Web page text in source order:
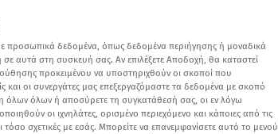
προσωπικά δεδομένα, όπως δεδομένα περιήγησης ή μοναδικά
αυτά στη συσκευή σας. Αν επιλέξετε Αποδοχή, θα καταστεί
προκειμένου να υποστηριχθούν οι σκοποί που
και οι συνεργάτες μας επεξεργαζόμαστε τα δεδομένα με σκοπό
όλων όλων ή αποσύρετε τη συγκατάθεσή σας, οι εν λόγω
οι ιχνηλάτες, ορισμένο περιεχόμενο και κάποιες από τις
τόσο σχετικές με εσάς. Μπορείτε να επανεμφανίσετε αυτό το μενού